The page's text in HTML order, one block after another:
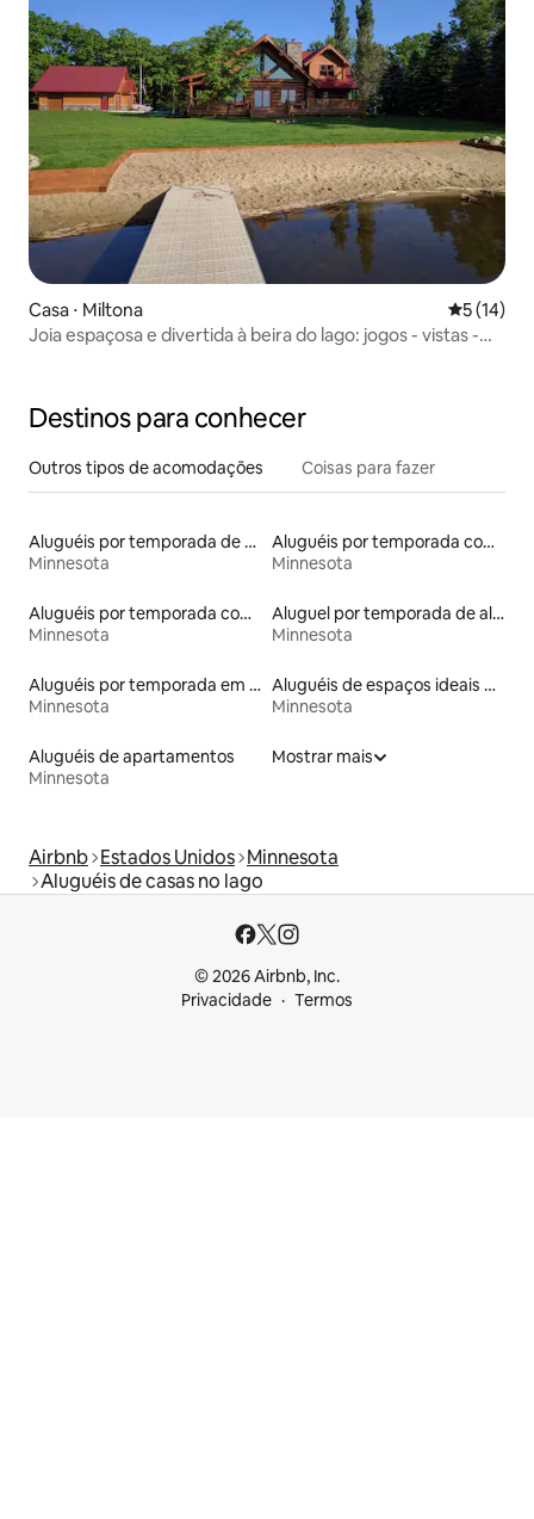
Casa ⋅ Miltona 5 de uma
5 (14)
Joia espaçosa e divertida à beira do lago: jogos - vistas -
Destinos para conhecer
Outros tipos de acomodações Coisas para fazer
Aluguéis por temporada de celeiros
Minnesota
Aluguéis por temporada com café da manhã
Minnesota
Aluguéis por temporada com caiaque
Minnesota
Aluguel por temporada de alojamentos ecológicos
Minnesota
Aluguéis por temporada em acampamentos
Minnesota
Aluguéis de espaços ideais para famílias
Minnesota
Aluguéis de apartamentos
Minnesota
Mostrar mais
Airbnb Estados Unidos Minnesota
Aluguéis de casas no lago
© 2026 Airbnb, Inc.
Privacidade
Termos